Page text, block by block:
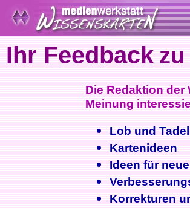
Ihr Feedback
Die Redaktion der
Meinung
Lob und Tadel
Kartenideen
Ideen für
Korrekturen